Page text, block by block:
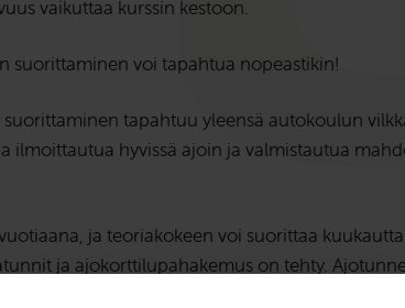
vaikuttaa kurssin kestoon.
suorittaminen voi tapahtua nopeastikin!
tapahtuu yleensä autokoulun
ilmoittautua hyvissä ajoin ja valmistautua
ja teoriakokeen voi suorittaa
ja ajokorttilupahakemus on tehty.
15 vuotta.